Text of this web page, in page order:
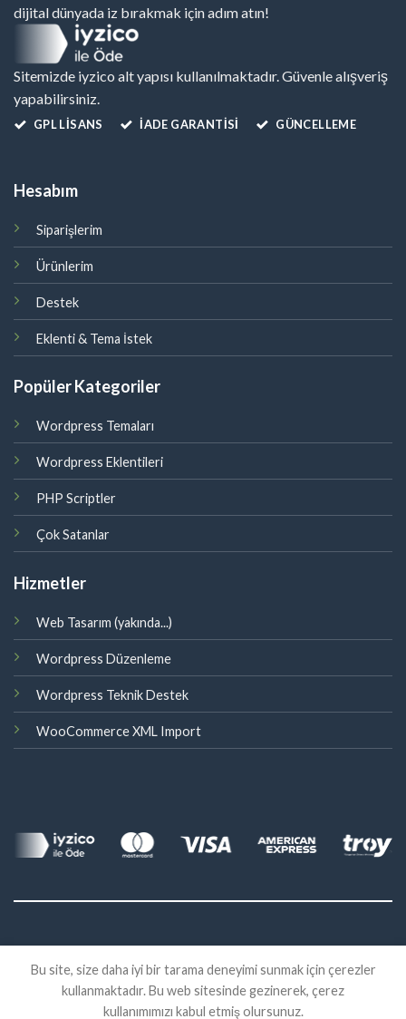
dijital dünyada iz bırakmak için adım atın!
Sitemizde iyzico alt yapısı kullanılmaktadır. Güvenle alışveriş
yapabilirsiniz.
GPL LISANS İADE GARANTİSİ GÜNCELLEME
Hesabım
Siparişlerim
Ürünlerim
Destek
Eklenti & Tema İstek
Popüler Kategoriler
Wordpress Temaları
Wordpress Eklentileri
PHP Scriptler
Çok Satanlar
Hizmetler
Web Tasarım (yakında...)
Wordpress Düzenleme
Wordpress Teknik Destek
WooCommerce XML Import
2026 Eklenti Market
İADE SATIŞ SÖZLEŞMESI KVKK
Bu site, size daha iyi bir tarama deneyimi sunmak için çerezler
kullanmaktadır. Bu web sitesinde gezinerek, çerez
kullanımımızı kabul etmiş olursunuz.